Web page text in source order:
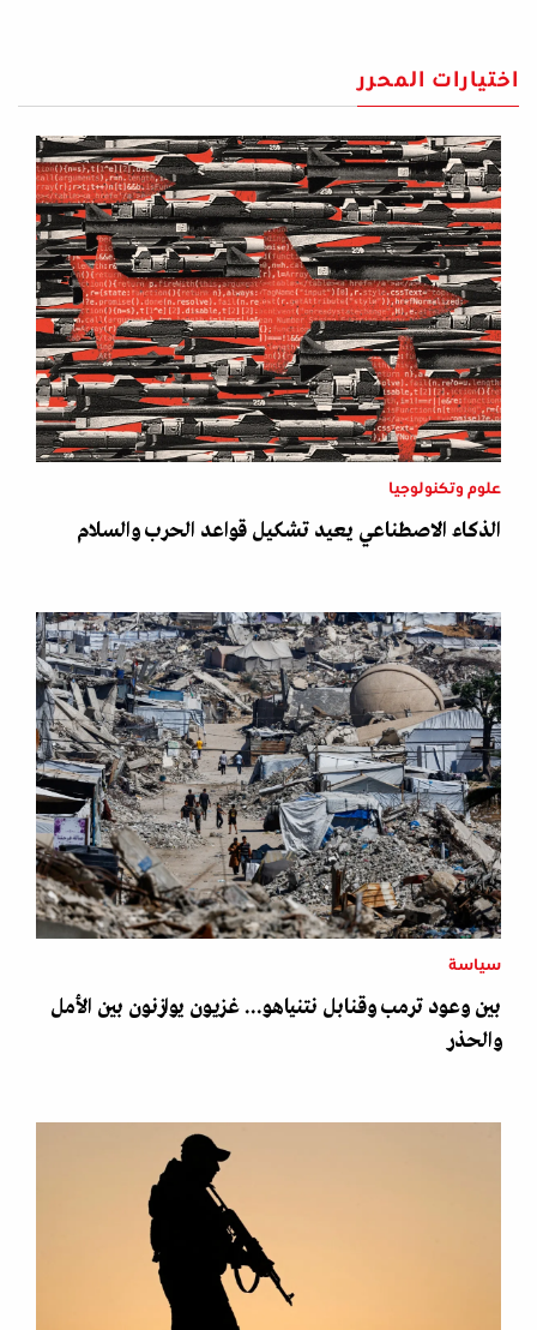
اختيارات المحرر
علوم وتكنولوجيا
الذكاء الاصطناعي يعيد تشكيل قواعد الحرب والسلام
سياسة
بين وعود ترمب وقنابل نتنياهو... غزيون يوازنون بين الأمل
والحذر